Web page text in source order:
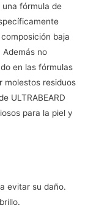
una fórmula de
baja
no
en las fórmulas
molestos residuos
ULTRABEARD
para la piel y
evitar su daño.